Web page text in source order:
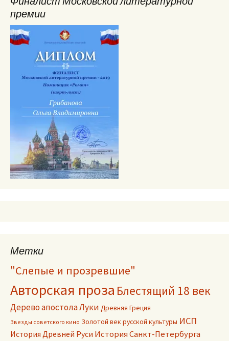
премии
Метки
"Слепые и прозревшие"
Авторская проза Блестящий 18 век
Дерево апостола Луки Древняя Греция
Звезды советского кино Золотой век русской культуры ИСП
История Древней Руси История Санкт-Петербурга